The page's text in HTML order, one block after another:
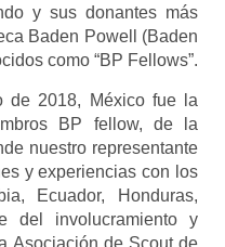
y sus donantes más
Baden Powell (Baden
como “BP Fellows”.
de 2018, México fue la
BP fellow, de la
nuestro representante
y experiencias con los
Ecuador, Honduras,
del involucramiento y
Asociación de Scout de